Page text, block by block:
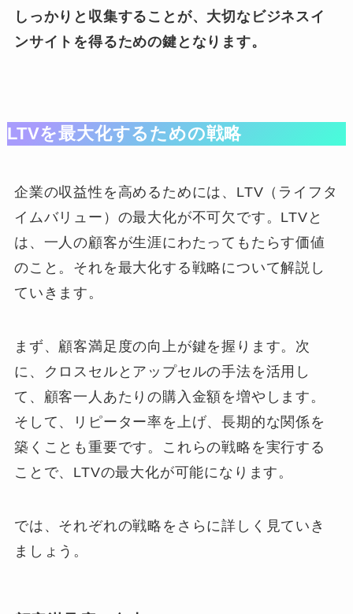
しっかりと収集することが、大切なビジネスイ
ンサイトを得るための鍵となります。
LTVを最大化するための戦略
企業の収益性を高めるためには、LTV（ライフタ
イムバリュー）の最大化が不可欠です。LTVと
は、一人の顧客が生涯にわたってもたらす価値
のこと。それを最大化する戦略について解説し
ていきます。
まず、顧客満足度の向上が鍵を握ります。次
に、クロスセルとアップセルの手法を活用し
て、顧客一人あたりの購入金額を増やします。
そして、リピーター率を上げ、長期的な関係を
築くことも重要です。これらの戦略を実行する
ことで、LTVの最大化が可能になります。
では、それぞれの戦略をさらに詳しく見ていき
ましょう。